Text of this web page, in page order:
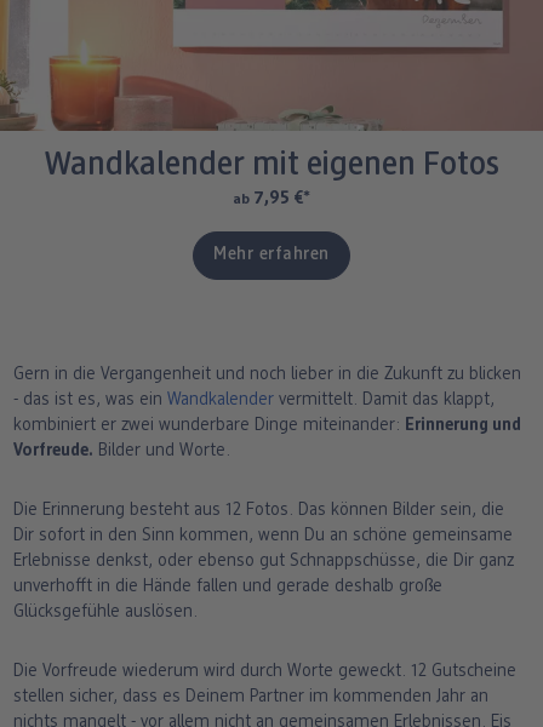
Wandkalender mit eigenen Fotos
ab 7,95 €*
Mehr erfahren
Gern in die Vergangenheit und noch lieber in die Zukunft zu blicken
- das ist es, was einWandkalender vermittelt. Damit das klappt,
kombiniert er zwei wunderbare Dinge miteinander: Erinnerung und
Vorfreude. Bilder und Worte.
Die Erinnerung besteht aus 12 Fotos. Das können Bilder sein, die
Dir sofort in den Sinn kommen, wenn Du an schöne gemeinsame
Erlebnisse denkst, oder ebenso gut Schnappschüsse, die Dir ganz
unverhofft in die Hände fallen und gerade deshalb große
Glücksgefühle auslösen.
Die Vorfreude wiederum wird durch Worte geweckt. 12 Gutscheine
stellen sicher, dass es Deinem Partner im kommenden Jahr an
nichts mangelt - vor allem nicht an gemeinsamen Erlebnissen. Eis